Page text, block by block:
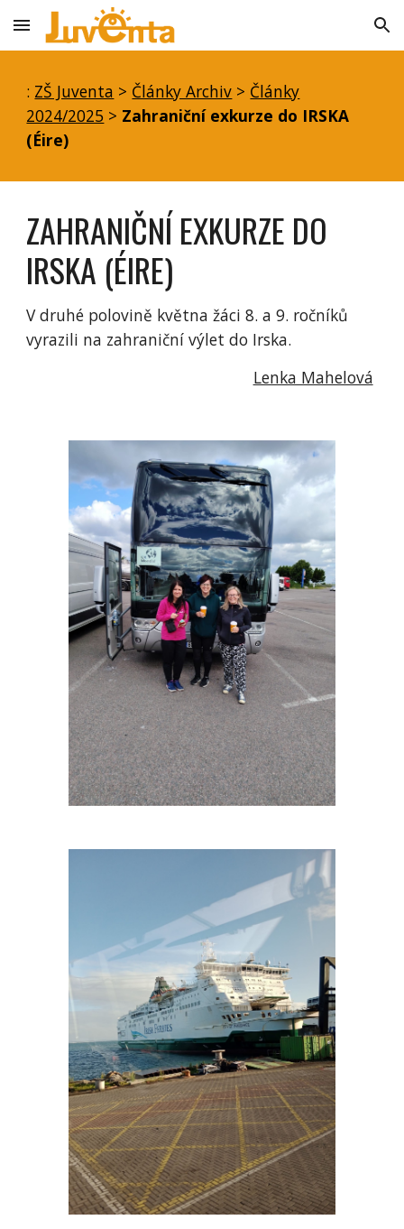
Skip to main content Skip to navigation
: ZŠ Juventa > Články Archiv > Články
2024/2025 > Zahraniční exkurze do IRSKA
(Éire)
ZAHRANIČNÍ EXKURZE DO
IRSKA (ÉIRE)
V druhé polovině května žáci 8. a 9. ročníků
vyrazili na zahraniční výlet do Irska.
Lenka Mahelová